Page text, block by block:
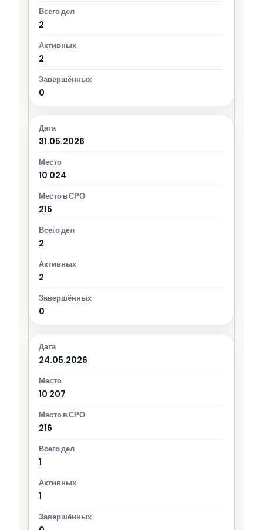
2
2
0
31.05.2026
10 024
215
2
2
0
24.05.2026
10 207
216
1
1